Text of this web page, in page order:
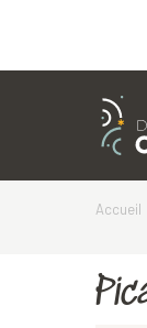
Accueil